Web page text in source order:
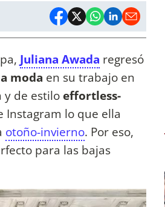
Juliana Awada regresó
moda en su trabajo en
y de estilo effortless-
Instagram lo que ella
otoño-invierno. Por eso,
para las bajas